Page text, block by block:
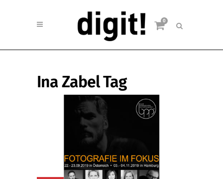
0
Ina Zabel Tag